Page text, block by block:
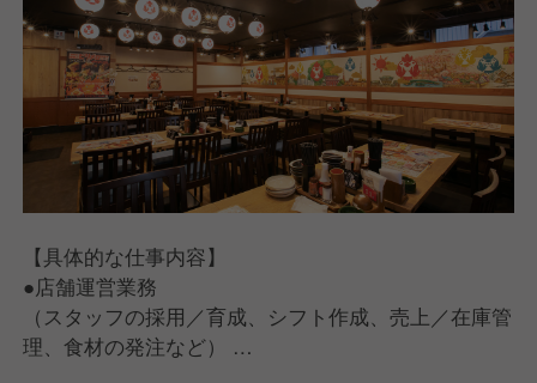
【具体的な仕事内容】
●店舗運営業務
（スタッフの採用／育成、シフト作成、売上／在庫管
理、食材の発注など）